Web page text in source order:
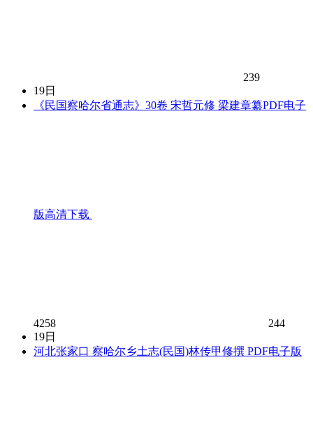
239
19日
《民国察哈尔省通志》30卷 宋哲元修 梁建章纂PDF电子
版高清下载
4258
244
19日
河北张家口 察哈尔乡土志(民国)林传甲修撰 PDF电子版